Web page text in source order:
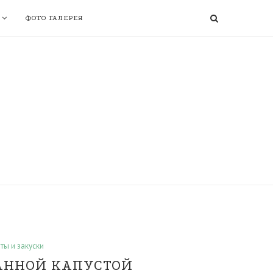
ФОТО ГАЛЕРЕЯ
и закуски
КАПУСТОЙ